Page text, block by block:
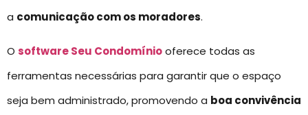
a comunicação com os moradores.
O software Seu Condomíniooferece todas as
ferramentas necessárias para garantir que o espaço
seja bem administrado, promovendo a boa convivência